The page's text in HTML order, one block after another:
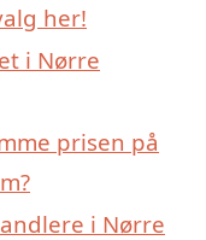
her!
i Nørre
prisen på
i Nørre